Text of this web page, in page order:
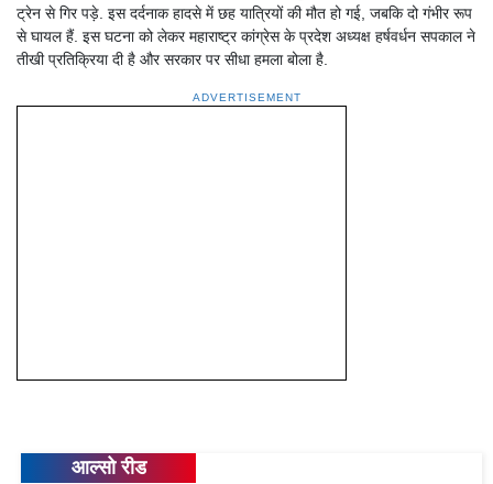
ट्रेन से गिर पड़े. इस दर्दनाक हादसे में छह यात्रियों की मौत हो गई, जबकि दो गंभीर रूप
से घायल हैं. इस घटना को लेकर महाराष्ट्र कांग्रेस के प्रदेश अध्यक्ष हर्षवर्धन सपकाल ने
तीखी प्रतिक्रिया दी है और सरकार पर सीधा हमला बोला है.
ADVERTISEMENT
आल्सो रीड